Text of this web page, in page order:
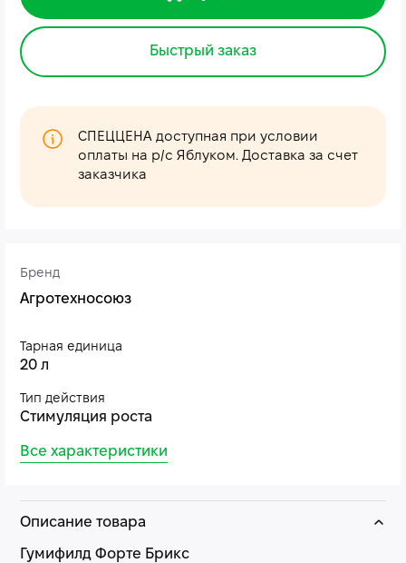
Бренд
Агротехносоюз
Тарная единица
20 л
Тип действия
Стимуляция роста
Все характеристики
Быстрый заказ
СПЕЦЦЕНА доступная при условии
оплаты на р/с Яблуком. Доставка за счет
заказчика
Описание товара
Гумифилд Форте Брикс